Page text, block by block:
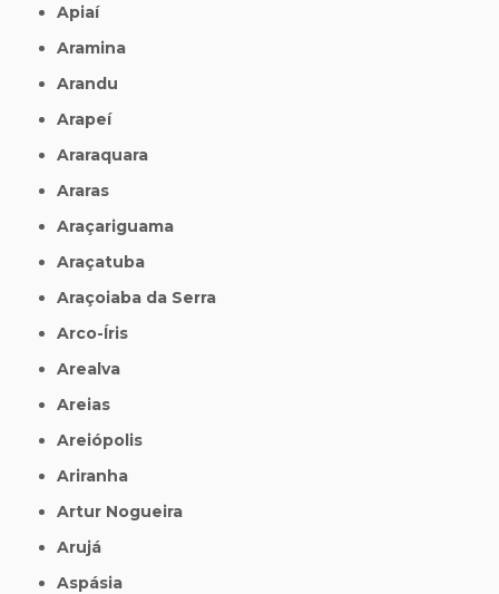
Apiaí
Aramina
Arandu
Arapeí
Araraquara
Araras
Araçariguama
Araçatuba
Araçoiaba da Serra
Arco-Íris
Arealva
Areias
Areiópolis
Ariranha
Artur Nogueira
Arujá
Aspásia